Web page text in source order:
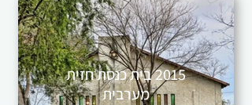
2015 בית כנסת חזית
מערבית